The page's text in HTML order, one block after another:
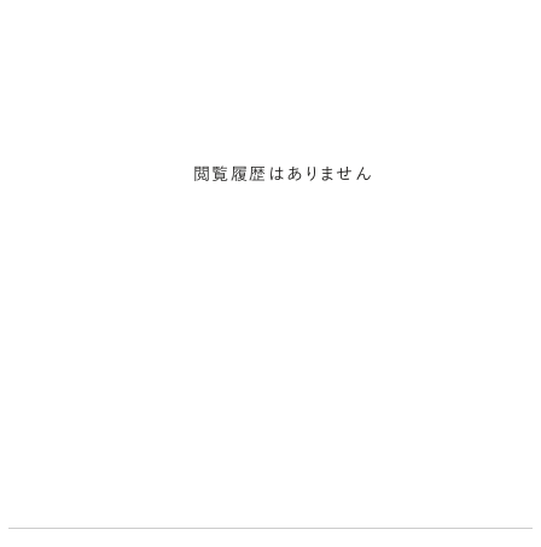
閲覧履歴はありません